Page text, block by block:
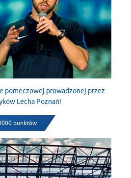
pomeczowej prowadzonej przez
Lecha Poznań!
punktów